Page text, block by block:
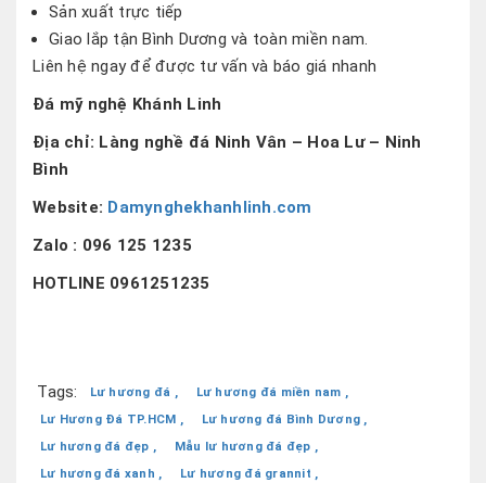
Sản xuất trực tiếp
Giao lắp tận Bình Dương và toàn miền nam.
Liên hệ ngay để được tư vấn và báo giá nhanh
Đá mỹ nghệ Khánh Linh
Địa chỉ: Làng nghề đá Ninh Vân – Hoa Lư – Ninh
Bình
Website: Damynghekhanhlinh.com
Zalo : 096 125 1235
HOTLINE 0961251235
Tags: Lư hương đá ,
Lư hương đá miền nam ,
Lư Hương Đá TP.HCM ,
Lư hương đá Bình Dương ,
Lư hương đá đẹp ,
Mẫu lư hương đá đẹp ,
Lư hương đá xanh ,
Lư hương đá grannit ,